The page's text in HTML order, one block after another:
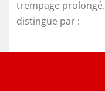
trempage
distingue par :